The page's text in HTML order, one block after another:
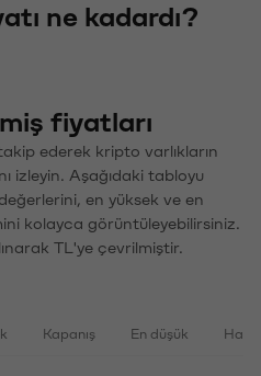
ne kadardı?
fiyatları
ederek kripto varlıkların
izleyin. Aşağıdaki tabloyu
en yüksek ve en
kolayca görüntüleyebilirsiniz.
TL'ye çevrilmiştir.
Kapanış En düşük